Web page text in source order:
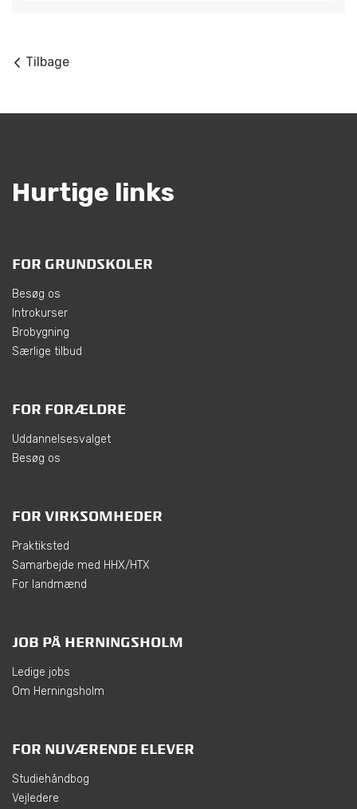
Tilbage
Hurtige links
FOR GRUNDSKOLER
Besøg os
Introkurser
Brobygning
Særlige tilbud
FOR FORÆLDRE
Uddannelsesvalget
Besøg os
FOR VIRKSOMHEDER
Praktiksted
Samarbejde med HHX/HTX
For landmænd
JOB PÅ HERNINGSHOLM
Ledige jobs
Om Herningsholm
FOR NUVÆRENDE ELEVER
Studiehåndbog
Vejledere